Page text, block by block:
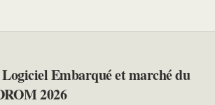
Embarqué et marché du
2026